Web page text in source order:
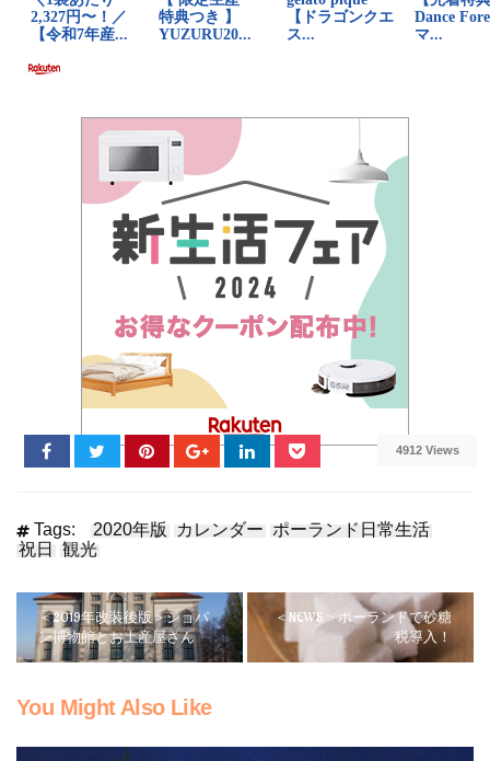
4912 Views
Tags: 2020年版 カレンダー ポーランド日常生活
祝日
観光
＜2019年改装後版＞ショパ
ン博物館とお土産屋さん
＜NEWS＞ポーランドで砂糖
税導入！
You Might Also Like